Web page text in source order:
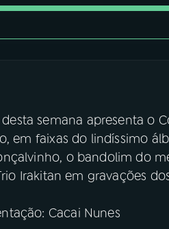
semana apresenta o
em faixas do lindíssimo
o bandolim do
Irakitan em gravações
Cacai Nunes